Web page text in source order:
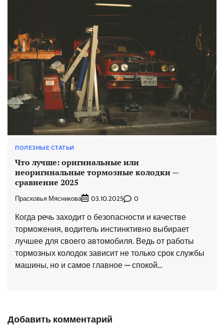
ПОЛЕЗНЫЕ СТАТЬИ
Что лучше: оригинальные или
неоригинальные тормозные колодки —
сравнение 2025
Прасковья Мясникова 03.10.2025 0
Когда речь заходит о безопасности и качестве
торможения, водитель инстинктивно выбирает
лучшее для своего автомобиля. Ведь от работы
тормозных колодок зависит не только срок службы
машины, но и самое главное — спокой…
Добавить комментарий